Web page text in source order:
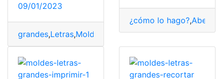
09/01/2023
grandes,Letras,Moldes Moldes de letras grandes
¿cómo lo hago?,